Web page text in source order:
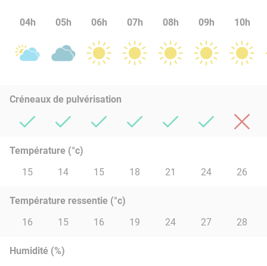
04h 05h 06h 07h 08h 09h 10h
Créneaux de pulvérisation
Température (°c)
15
14 15 18 21 24 26
Température ressentie (°c)
16
15 16 19 24 27 28
Humidité (%)